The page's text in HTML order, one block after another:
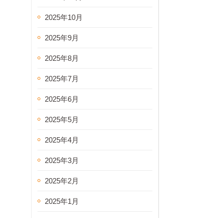
2025年10月
2025年9月
2025年8月
2025年7月
2025年6月
2025年5月
2025年4月
2025年3月
2025年2月
2025年1月